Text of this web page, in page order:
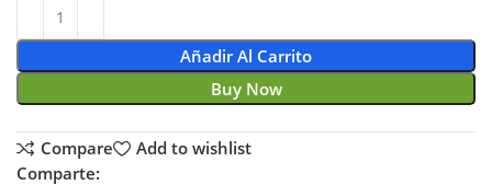
Añadir Al Carrito
Buy Now
Compare
Add to wishlist
Comparte: